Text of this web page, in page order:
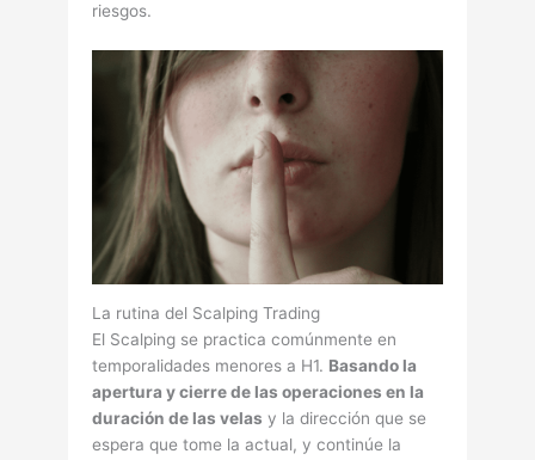
riesgos.
La rutina del Scalping Trading
El Scalping se practica comúnmente en
temporalidades menores a H1. Basando la
apertura y cierre de las operaciones en la
duración de las velas y la dirección que se
espera que tome la actual, y continúe la